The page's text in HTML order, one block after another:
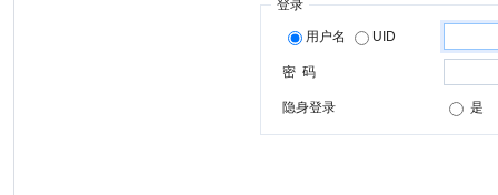
登录
用户名 UID
密 码
隐身登录 是